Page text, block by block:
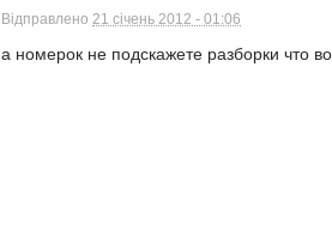
Відправлено21 січень 2012 - 01:06
а номерок не подскажете разборки что